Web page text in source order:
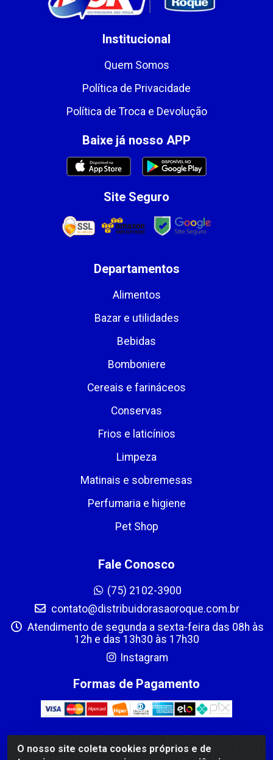
O nosso site coleta cookies próprios e de
Institucional
Quem Somos
Política de Privacidade
Política de Troca e Devolução
Baixe já nosso APP
Site Seguro
Departamentos
Alimentos
Bazar e utilidades
Bebidas
Bomboniere
Cereais e farináceos
Conservas
Frios e laticínios
Limpeza
Matinais e sobremesas
Perfumaria e higiene
Pet Shop
Fale Conosco
(75) 2102-3900
contato@distribuidorasaoroque.com.br
Atendimento de segunda a sexta-feira das 08h às
12h e das 13h30 às 17h30
Instagram
Formas de Pagamento
DIST DE PROD ALIM SÃO ROQUE LTDA - AVENIDA PROBAHIA,